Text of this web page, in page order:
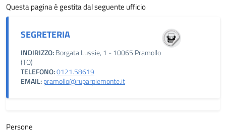
Questa pagina è gestita dal seguente ufficio
SEGRETERIA
INDIRIZZO:Borgata Lussie, 1 - 10065 Pramollo
(TO)
TELEFONO:0121.58619
EMAIL:pramollo@ruparpiemonte.it
Persone